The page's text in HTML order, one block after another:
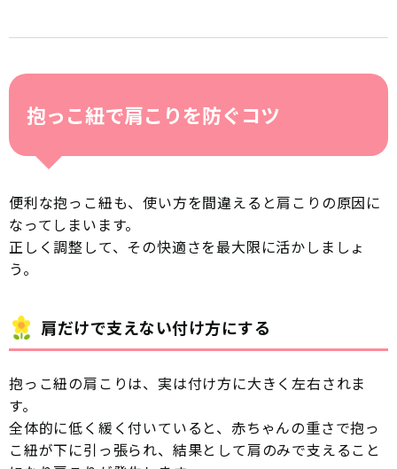
抱っこ紐で肩こりを防ぐコツ
便利な抱っこ紐も、使い方を間違えると肩こりの原因に
なってしまいます。
正しく調整して、その快適さを最大限に活かしましょ
う。
肩だけで支えない付け方にする
抱っこ紐の肩こりは、実は付け方に大きく左右されま
す。
全体的に低く緩く付いていると、赤ちゃんの重さで抱っ
こ紐が下に引っ張られ、結果として肩のみで支えること